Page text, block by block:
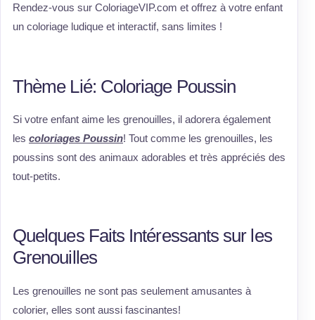
Rendez-vous sur ColoriageVIP.com et offrez à votre enfant
un coloriage ludique et interactif, sans limites !
Thème Lié: Coloriage Poussin
Si votre enfant aime les grenouilles, il adorera également
les coloriages Poussin! Tout comme les grenouilles, les
poussins sont des animaux adorables et très appréciés des
tout-petits.
Quelques Faits Intéressants sur les
Grenouilles
Les grenouilles ne sont pas seulement amusantes à
colorier, elles sont aussi fascinantes!